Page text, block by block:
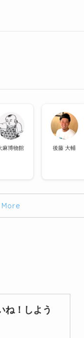
麻博物館 後藤 大輔
ね！しよう